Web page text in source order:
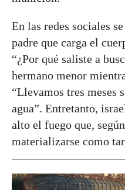
En las redes sociales
padre que carga el
“¿Por qué saliste a
hermano menor
“Llevamos tres meses
agua”​.​ Entretanto,
alto el fuego que,
materializarse como